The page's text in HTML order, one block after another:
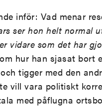
inför: Vad menar
ser hon helt normal
vidare som det har
hur han sjasat bort
tigger med den
vill vara politiskt
med påflugna